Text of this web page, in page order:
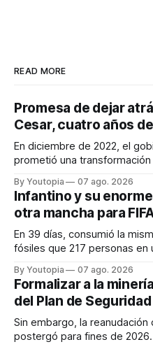
READ MORE
Promesa de dejar
Cesar, cuatro años
En diciembre de 2022, el
prometió una
By Youtopia 07 ago. 2026
Infantino y su
otra mancha para
En 39 días, consumió la
fósiles que 217 personas en
By Youtopia 07 ago. 2026
Formalizar a la
del Plan de Seguridad
Sin embargo, la
postergó para fines de